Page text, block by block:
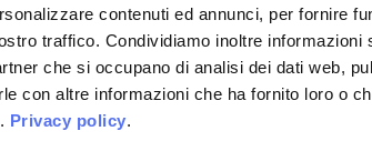
contenuti ed annunci, per fornire
traffico. Condividiamo inoltre informazioni
che si occupano di analisi dei dati web,
con altre informazioni che ha fornito loro o
Privacy policy.